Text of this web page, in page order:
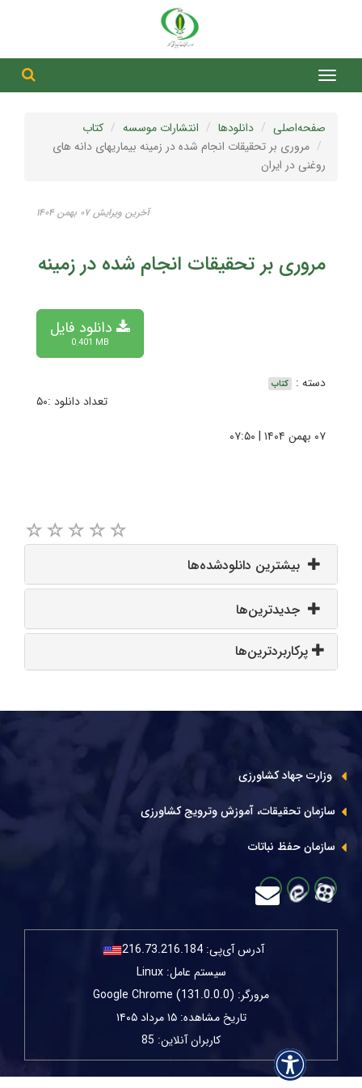
صفحه‌اصلی دانلودها انتشارات موسسه
کتاب
مروری بر تحقیقات انجام شده در زمینه بیماریهای دانه های
روغنی در ایران
آخرین ویرایش ۰۷ بهمن ۱۴۰۴
مروری بر تحقیقات انجام شده در زمینه
دانلود فایل
0.401 MB
دسته : کتاب
تعداد دانلود :۵۰
۰۷ بهمن ۱۴۰۴ | ۰۷:۵۰
بیشترین دانلودشده‌ها
جدیدترین‌ها
پرکاربردترین‌ها
وزارت جهاد کشاورزی
سازمان تحقیقات، آموزش وترویج کشاورزی
سازمان حفظ نباتات
آدرس آی‌پی: 216.73.216.184
سیستم عامل: Linux
مرورگر: Google Chrome (131.0.0.0)
تاریخ مشاهده: ۱۵ مرداد ۱۴۰۵
کاربران آنلاین: 85